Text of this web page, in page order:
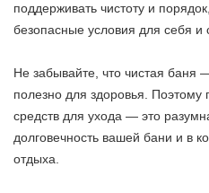
поддерживать чистоту и
безопасные условия для себя и
Не забывайте, что чистая баня
полезно для здоровья. Поэтому
средств для ухода — это
долговечность вашей бани и в
отдыха.